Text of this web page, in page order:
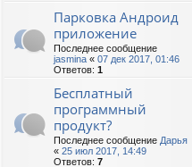
Парковка Андроид
приложение
Последнее сообщение
jasmina « 07 дек 2017, 01:46
Ответов: 1
Бесплатный
программный
продукт?
Последнее сообщение Дарья
« 25 июл 2017, 14:49
Ответов: 7